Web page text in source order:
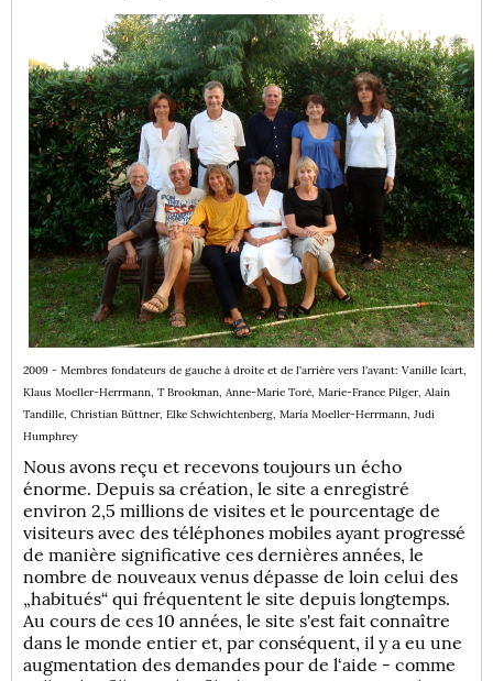
2009 - Membres fondateurs de gauche à droite et de l'arrière vers l'avant: Vanille Icart,
Klaus Moeller-Herrmann, T Brookman, Anne-Marie Toré, Marie-France Pilger, Alain
Tandille, Christian Büttner, Elke Schwichtenberg, Maria Moeller-Herrmann, Judi
Humphrey
Nous avons reçu et recevons toujours un écho
énorme. Depuis sa création, le site a enregistré
environ 2,5 millions de visites et le pourcentage de
visiteurs avec des téléphones mobiles ayant progressé
de manière significative ces dernières années, le
nombre de nouveaux venus dépasse de loin celui des
„habitués“ qui fréquentent le site depuis longtemps.
Au cours de ces 10 années, le site s'est fait connaître
dans le monde entier et, par conséquent, il y a eu une
augmentation des demandes pour de l‘aide - comme